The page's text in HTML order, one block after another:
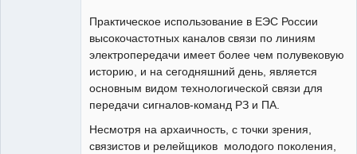
Практическое использование в ЕЭС России
высокочастотных каналов связи по линиям
электропередачи имеет более чем полувековую
историю, и на сегодняшний день, является
основным видом технологической связи для
передачи сигналов-команд РЗ и ПА.
Несмотря на архаичность, с точки зрения,
связистов и релейщиков молодого поколения,